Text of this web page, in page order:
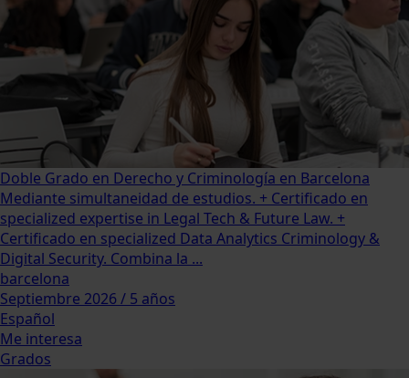
Doble Grado en Derecho y Criminología en Barcelona
Mediante simultaneidad de estudios. + Certificado en
specialized expertise in Legal Tech & Future Law. +
Certificado en specialized Data Analytics Criminology &
Digital Security. Combina la ...
barcelona
Septiembre 2026 / 5 años
Español
Me interesa
Grados